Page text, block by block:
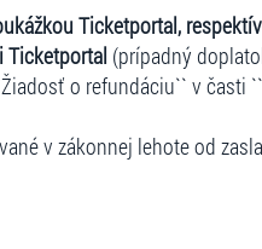
Ticketportal,
Ticketportal (prípadný
o refundáciu`` v časti
v zákonnej lehote od